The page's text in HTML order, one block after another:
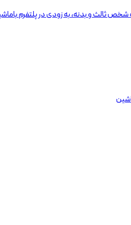
ثالث و بدنه، به زودی در پلتفرم